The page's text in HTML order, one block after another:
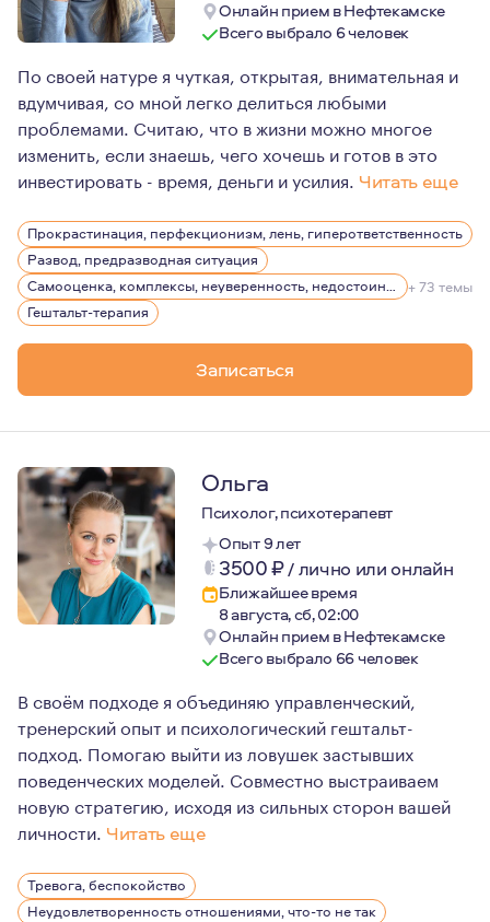
Онлайн прием в Нефтекамске
Всего выбрало 6 человек
По своей натуре я чуткая, открытая, внимательная и
вдумчивая, со мной легко делиться любыми
проблемами. Считаю, что в жизни можно многое
изменить, если знаешь, чего хочешь и готов в это
инвестировать - время, деньги и усилия. Читать еще
По первому образованию я строитель-технолог
В декрете решила попробовать себя в психологии, тк
Клиенты ко мне обращаются в сложных жизненных
Я люблю людей, общение, путешествия и открытия.
Прокрастинация, перфекционизм, лень, гиперответственность
Развод, предразводная ситуация
Самооценка, комплексы, неуверенность, недостоин своей должности или положения в обществе
+ 73 темы
Гештальт-терапия
Записаться
Ольга
Психолог, психотерапевт
Опыт 9 лет
3500₽/лично или онлайн
Ближайшее время
8 августа, сб, 02:00
Онлайн прием в Нефтекамске
Всего выбрало 66 человек
В своём подходе я объединяю управленческий,
тренерский опыт и психологический гештальт-
подход. Помогаю выйти из ловушек застывших
поведенческих моделей. Совместно выстраиваем
новую стратегию, исходя из сильных сторон вашей
личности. Читать еще
С 2008 года – бизнес-тренер, училась в школе Жанны
2018 год – тренер по скорочтению и развитию памяти
Тревога, беспокойство
Неудовлетворенность отношениями, что-то не так